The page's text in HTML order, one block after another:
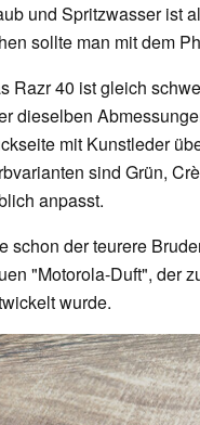
und Spritzwasser ist
sollte man mit dem
Razr 40 ist gleich
dieselben
mit Kunstleder
sind Grün,
anpasst.
schon der teurere
"Motorola-Duft", der
wurde.